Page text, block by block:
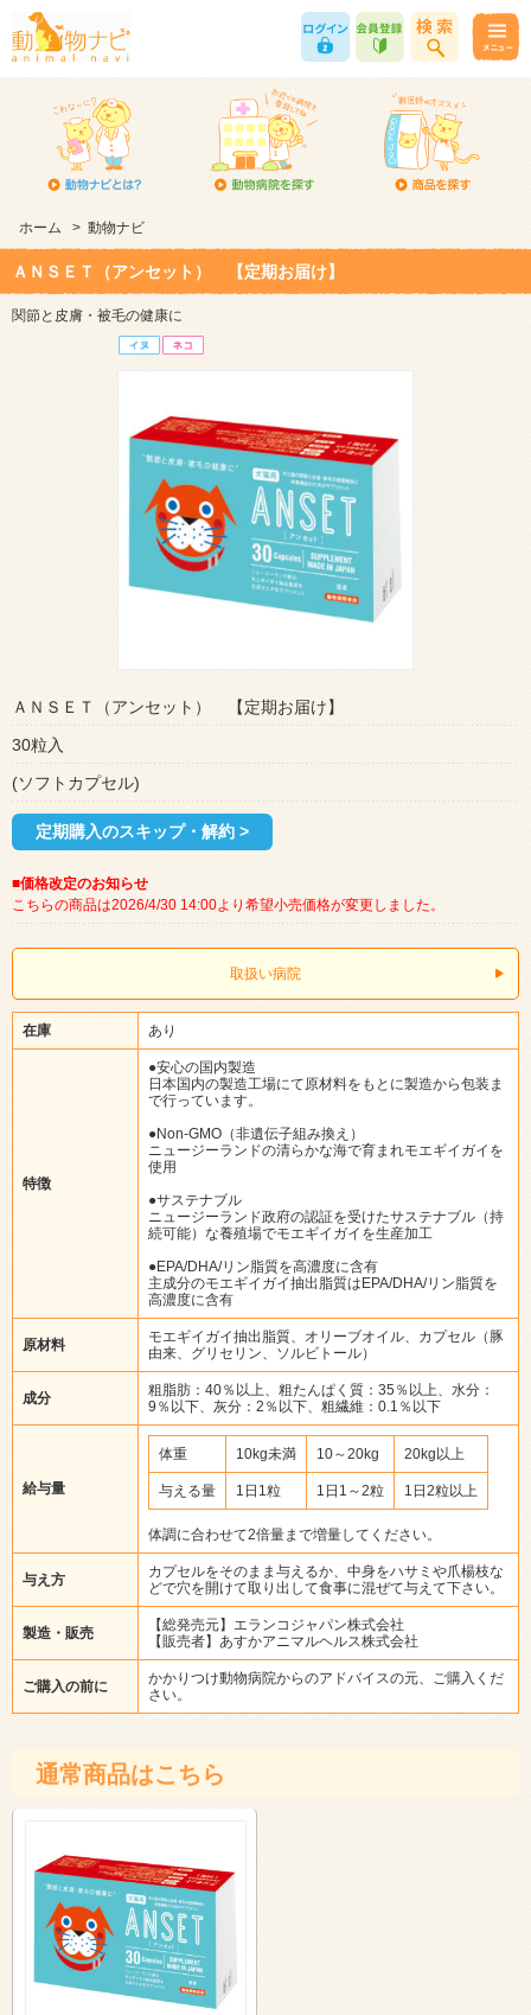
ホーム > 動物ナビ
ＡＮＳＥＴ（アンセット） 【定期お届け】
関節と皮膚・被毛の健康に
ＡＮＳＥＴ（アンセット） 【定期お届け】
30粒入
(ソフトカプセル)
定期購入のスキップ・解約 >
■価格改定のお知らせ
こちらの商品は2026/4/30 14:00より希望小売価格が変更しました。
取扱い病院
在庫 あり
特徴
●安心の国内製造
日本国内の製造工場にて原材料をもとに製造から包装ま
で行っています。
●Non-GMO（非遺伝子組み換え）
ニュージーランドの清らかな海で育まれモエギイガイを
使用
●サステナブル
ニュージーランド政府の認証を受けたサステナブル（持
続可能）な養殖場でモエギイガイを生産加工
●EPA/DHA/リン脂質を高濃度に含有
主成分のモエギイガイ抽出脂質はEPA/DHA/リン脂質を
高濃度に含有
原材料
モエギイガイ抽出脂質、オリーブオイル、カプセル（豚
由来、グリセリン、ソルビトール）
成分
粗脂肪：40％以上、粗たんぱく質：35％以上、水分：
9％以下、灰分：2％以下、粗繊維：0.1％以下
給与量
体重 10kg未満 10～20kg 20kg以上
与える量 1日1粒 1日1～2粒 1日2粒以上
体調に合わせて2倍量まで増量してください。
与え方
カプセルをそのまま与えるか、中身をハサミや爪楊枝な
どで穴を開けて取り出して食事に混ぜて与えて下さい。
製造・販売
【総発売元】エランコジャパン株式会社
【販売者】あすかアニマルヘルス株式会社
ご購入の前に
かかりつけ動物病院からのアドバイスの元、ご購入くだ
さい。
通常商品はこちら